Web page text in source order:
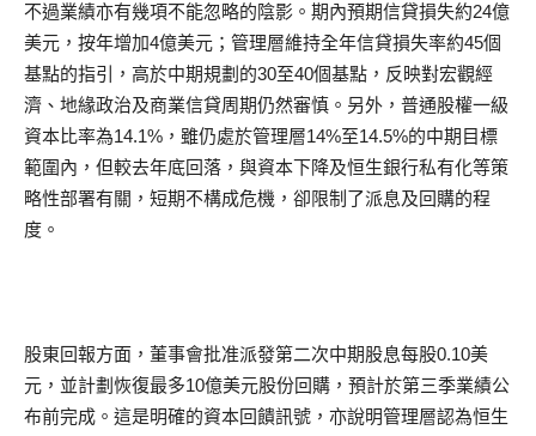
不過業績亦有幾項不能忽略的陰影。期內預期信貸損失約24億
美元，按年增加4億美元；管理層維持全年信貸損失率約45個
基點的指引，高於中期規劃的30至40個基點，反映對宏觀經
濟、地緣政治及商業信貸周期仍然審慎。另外，普通股權一級
資本比率為14.1%，雖仍處於管理層14%至14.5%的中期目標
範圍內，但較去年底回落，與資本下降及恒生銀行私有化等策
略性部署有關，短期不構成危機，卻限制了派息及回購的程
度。
股東回報方面，董事會批准派發第二次中期股息每股0.10美
元，並計劃恢復最多10億美元股份回購，預計於第三季業績公
布前完成。這是明確的資本回饋訊號，亦說明管理層認為恒生